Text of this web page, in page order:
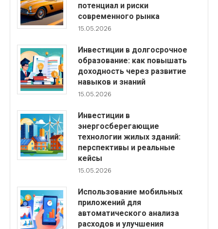
потенциал и риски
современного рынка
15.05.2026
Инвестиции в долгосрочное
образование: как повышать
доходность через развитие
навыков и знаний
15.05.2026
Инвестиции в
энергосберегающие
технологии жилых зданий:
перспективы и реальные
кейсы
15.05.2026
Использование мобильных
приложений для
автоматического анализа
расходов и улучшения